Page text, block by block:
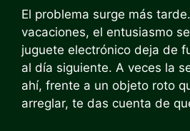
El problema surge más
vacaciones, el entusiasmo
juguete electrónico deja de
al día siguiente. A veces la
ahí, frente a un objeto roto
arreglar, te das cuenta de